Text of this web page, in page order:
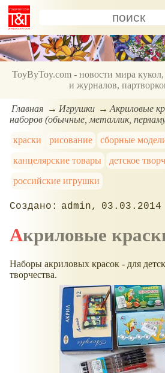
ToyByToy.com - новости мира
и журналов,
Главная Игрушки
Акриловые
наборов (обычные, металлик,
краски
рисование сборные
канцелярские товары
детское
российские игрушки
admin 03.03.2014
Акриловые
Наборы акриловых красок - для
творчества.